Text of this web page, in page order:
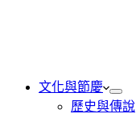
文化與節慶
歷史與傳說